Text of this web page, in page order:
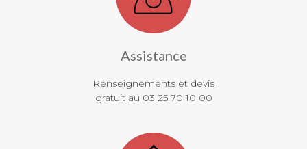
Assistance
Renseignements et devis
gratuit au 03 25 70 10 00